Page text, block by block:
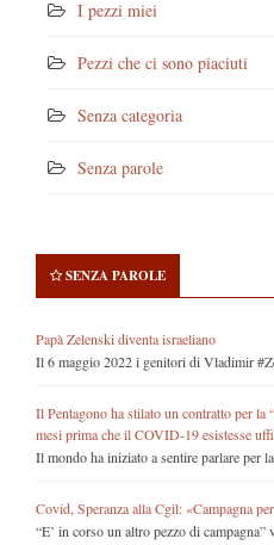
I pezzi miei
Pezzi che ci sono piaciuti
Senza categoria
Senza parole
SENZA PAROLE
Papà Zelenski diventa israeliano
Il 6 maggio 2022 i genitori di Vladimir
Il Pentagono ha stilato un contratto per
mesi prima che il COVID-19 esistesse
Il mondo ha iniziato a sentire parlare per
Covid, Speranza alla Cgil: «Campagna
“E’ in corso un altro pezzo di campagna”